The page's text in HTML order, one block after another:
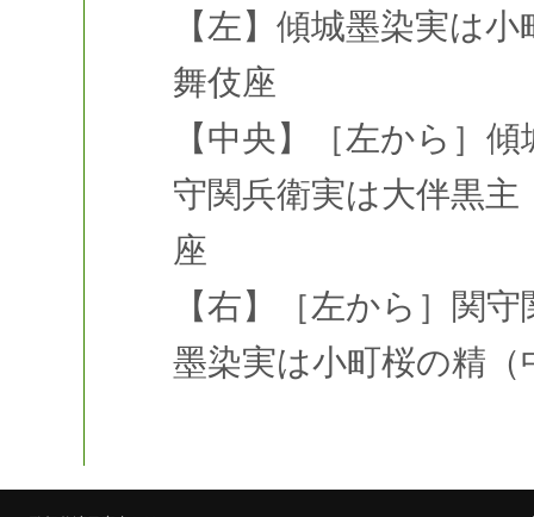
【左】傾城墨染実は
舞伎座
【中央】［左から］
守関兵衛実は大伴黒
座
【右】［左から］関
墨染実は小町桜の精